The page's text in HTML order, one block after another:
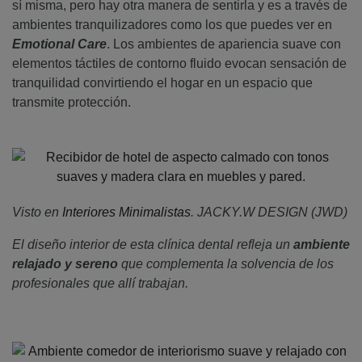
sí misma, pero hay otra manera de sentirla y es a través de
ambientes tranquilizadores como los que puedes ver en
Emotional Care. Los ambientes de apariencia suave con
elementos táctiles de contorno fluido evocan sensación de
tranquilidad convirtiendo el hogar en un espacio que
transmite protección.
Visto en Interiores Minimalistas. JACKY.W DESIGN (JWD)
El diseño interior de esta clínica dental refleja un ambiente
relajado y sereno que complementa la solvencia de los
profesionales que allí trabajan.